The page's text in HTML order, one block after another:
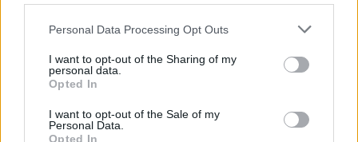
Personal Data Processing Opt Outs
I want to opt-out of the Sharing of my
personal data.
Opted In
I want to opt-out of the Sale of my
Personal Data.
Opted In
atomerőmű
letartóztatott uzsorás. Akár 40 fok is várható
vasárnap a nyugati országrészben.